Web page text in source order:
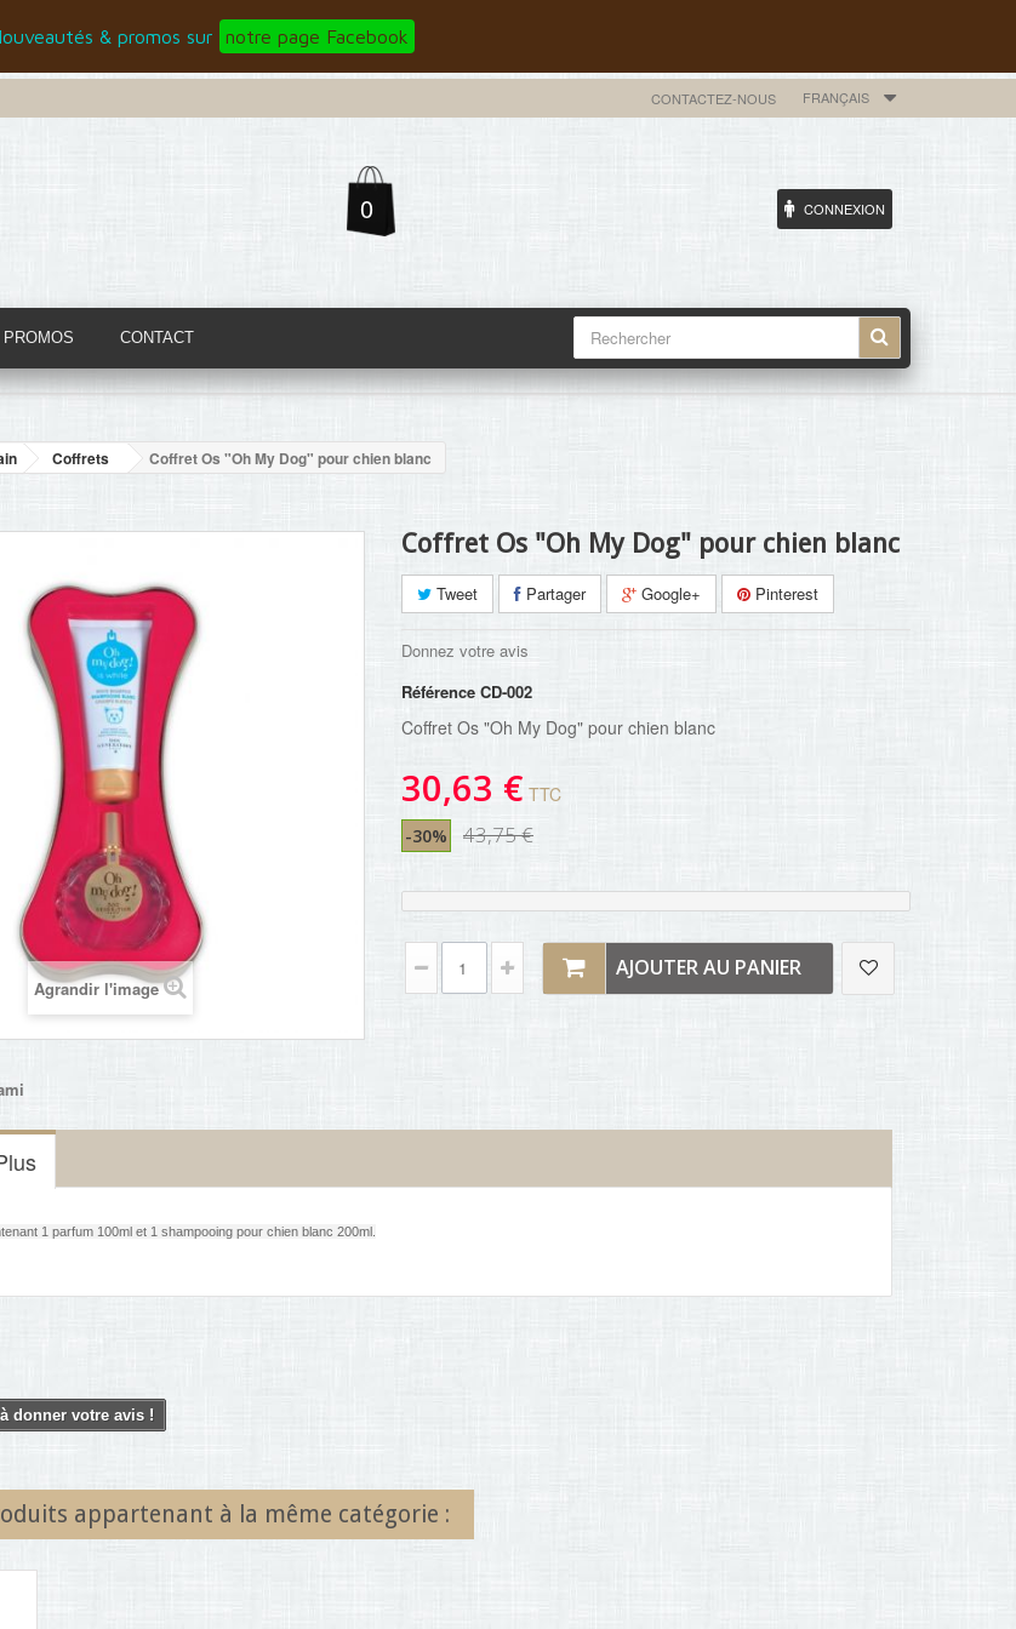
& promos sur notre page Facebook
FRANÇAIS
CONTACTEZ-NOUS
0 CONNEXION
PROMOS CONTACT
Coffrets Coffret Os "Oh My Dog" pour chien blanc
Agrandir l'image
Coffret Os "Oh My Dog" pour chien blanc
Tweet Partager Google+ Pinterest
Donnez votre avis
Référence CD-002
Coffret Os "Oh My Dog" pour chien blanc
30,63 € TTC
-30% 43,75 €
AJOUTER AU PANIER
1 parfum 100ml et 1 shampooing pour chien blanc 200ml.
donner votre avis !
appartenant à la même catégorie :